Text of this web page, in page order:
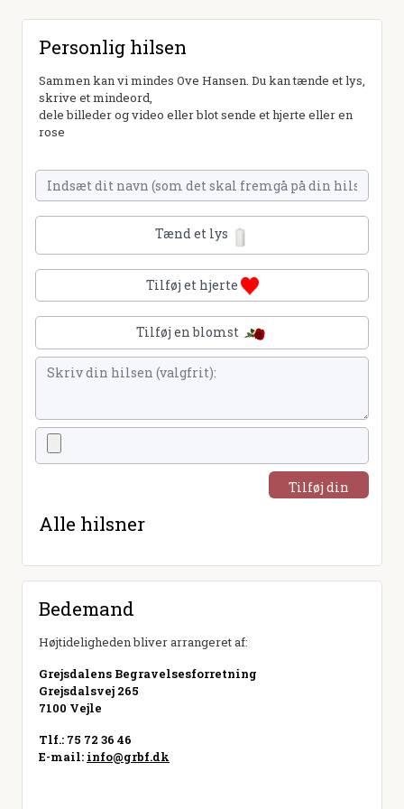
Personlig hilsen
Sammen kan vi mindes Ove Hansen. Du kan tænde et lys,
skrive et mindeord,
dele billeder og video eller blot sende et hjerte eller en
rose
Tænd et lys
Tilføj et hjerte
Tilføj en blomst
Tilføj din
Alle hilsner
Bedemand
Højtideligheden bliver arrangeret af:
Grejsdalens Begravelsesforretning
Grejsdalsvej 265
7100 Vejle
Tlf.: 75 72 36 46
E-mail: info@grbf.dk